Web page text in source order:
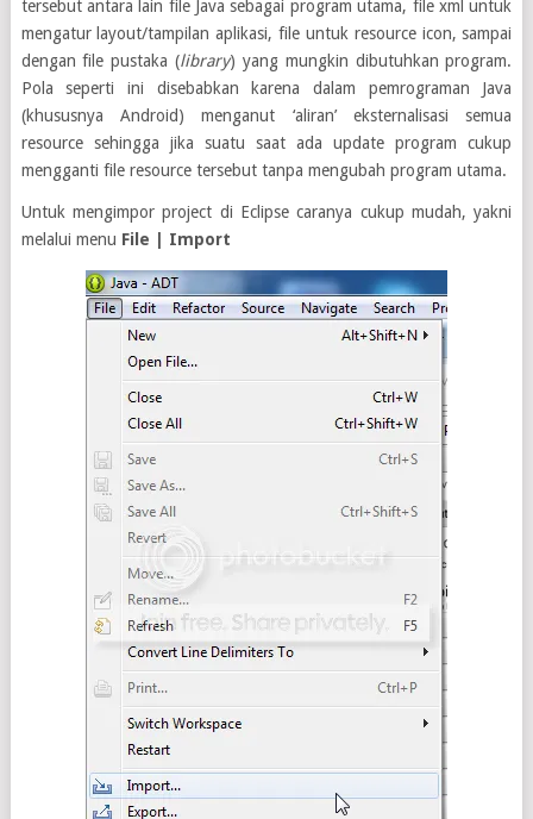
tersebut antara lain file Java sebagai program utama, file xml untuk
mengatur layout/tampilan aplikasi, file untuk resource icon, sampai
dengan file pustaka (library) yang mungkin dibutuhkan program.
Pola seperti ini disebabkan karena dalam pemrograman Java
(khususnya Android) menganut ‘aliran’ eksternalisasi semua
resource sehingga jika suatu saat ada update program cukup
mengganti file resource tersebut tanpa mengubah program utama.
Untuk mengimpor project di Eclipse caranya cukup mudah, yakni
melalui menu File | Import